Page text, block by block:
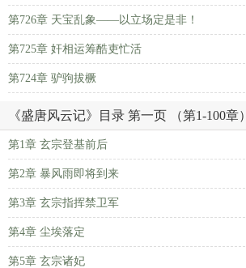
第726章 天宝乱象——以立场定是非！
第725章 奸相运筹酷吏忙活
第724章 驴驹拔橛
《盛唐风云记》目录 第一页 （第1-100章）
第1章 玄宗登基前后
第2章 暴风雨即将到来
第3章 玄宗指挥禁卫军
第4章 尘埃落定
第5章 玄宗诸妃